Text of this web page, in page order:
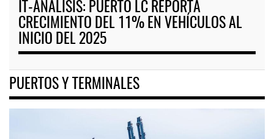
IT-ANÁLISIS: PUERTO LC REPORTA
CRECIMIENTO DEL 11% EN VEHÍCULOS AL
INICIO DEL 2025
PUERTOS Y TERMINALES